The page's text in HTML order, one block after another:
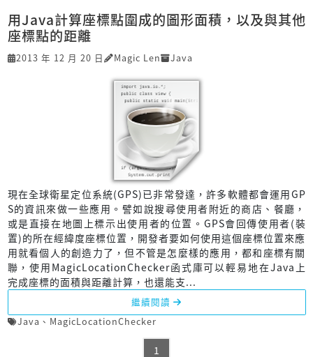
用Java計算座標點圍成的圖形面積，以及與其他
座標點的距離
2013 年 12 月 20 日 Magic Len Java
現在全球衛星定位系統(GPS)已非常發達，許多軟體都會運用GP
S的資訊來做一些應用。譬如說搜尋使用者附近的商店、餐廳，
或是直接在地圖上標示出使用者的位置。GPS會回傳使用者(裝
置)的所在經緯度座標位置，開發者要如何使用這個座標位置來應
用就看個人的創造力了，但不管是怎麼樣的應用，都和座標有關
聯，使用MagicLocationChecker函式庫可以輕易地在Java上
完成座標的面積與距離計算，也還能支...
繼續閱讀
Java 、 MagicLocationChecker
1